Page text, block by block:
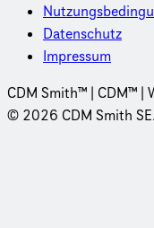
Datenschutz
Impressum
CDM Smith™ | CDM™ |
© 2026 CDM Smith